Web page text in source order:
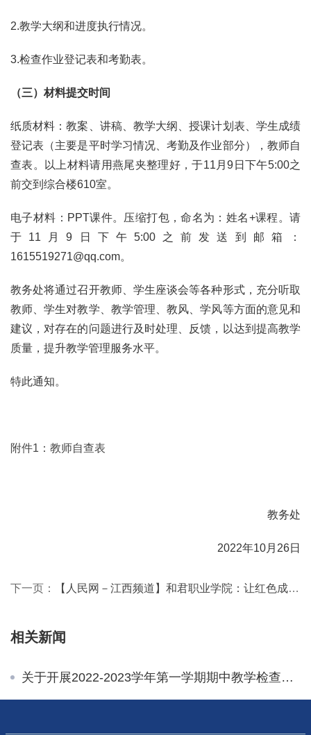
2.教学大纲和进度执行情况。
3.检查作业登记表和考勤表。
（三） 材料提交时间
纸质材料：教案、讲稿、教学大纲、授课计划表、学生成绩
登记表（主要是平时学习情况、考勤及作业部分），教师自
查表。以上材料请用燕尾夹整理好，于11月9日下午5:00之
前交到综合楼610室。
电子材料：PPT课件。压缩打包，命名为：姓名+课程。请
于11月9日下午5:00之前发送到邮箱：
1615519271@qq.com。
教务处将通过召开教师、学生座谈会等各种形式，充分听取
教师、学生对教学、教学管理、教风、学风等方面的意见和
建议，对存在的问题进行及时处理、反馈，以达到提高教学
质量，提升教学管理服务水平。
特此通知。
附件1：教师自查表
教务处
2022年10月26日
下一页： 【人民网－江西频道】和君职业学院：让红色成为立德树人的鲜亮底色
相关新闻
关于开展2022-2023学年第一学期期中教学检查的通知